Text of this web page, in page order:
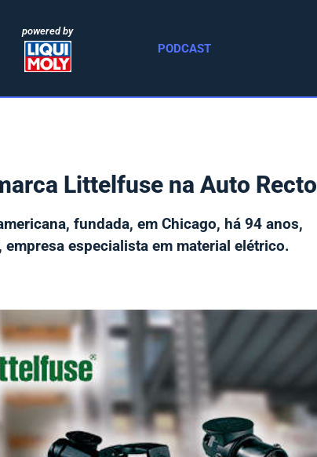
powered by
PODCAST
Littelfuse na Auto Recto
fundada, em Chicago, há 94 anos,
especialista em material elétrico.